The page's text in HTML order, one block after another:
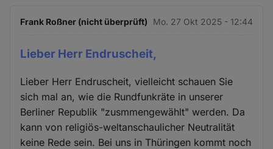
Frank Roßner (nicht überprüft) Mo. 27 Okt 2025 - 12:44
Lieber Herr Endruscheit,
Lieber Herr Endruscheit, vielleicht schauen Sie
sich mal an, wie die Rundfunkräte in unserer
Berliner Republik "zusmmengewählt" werden. Da
kann von religiös-weltanschaulicher Neutralität
keine Rede sein. Bei uns in Thüringen kommt noch